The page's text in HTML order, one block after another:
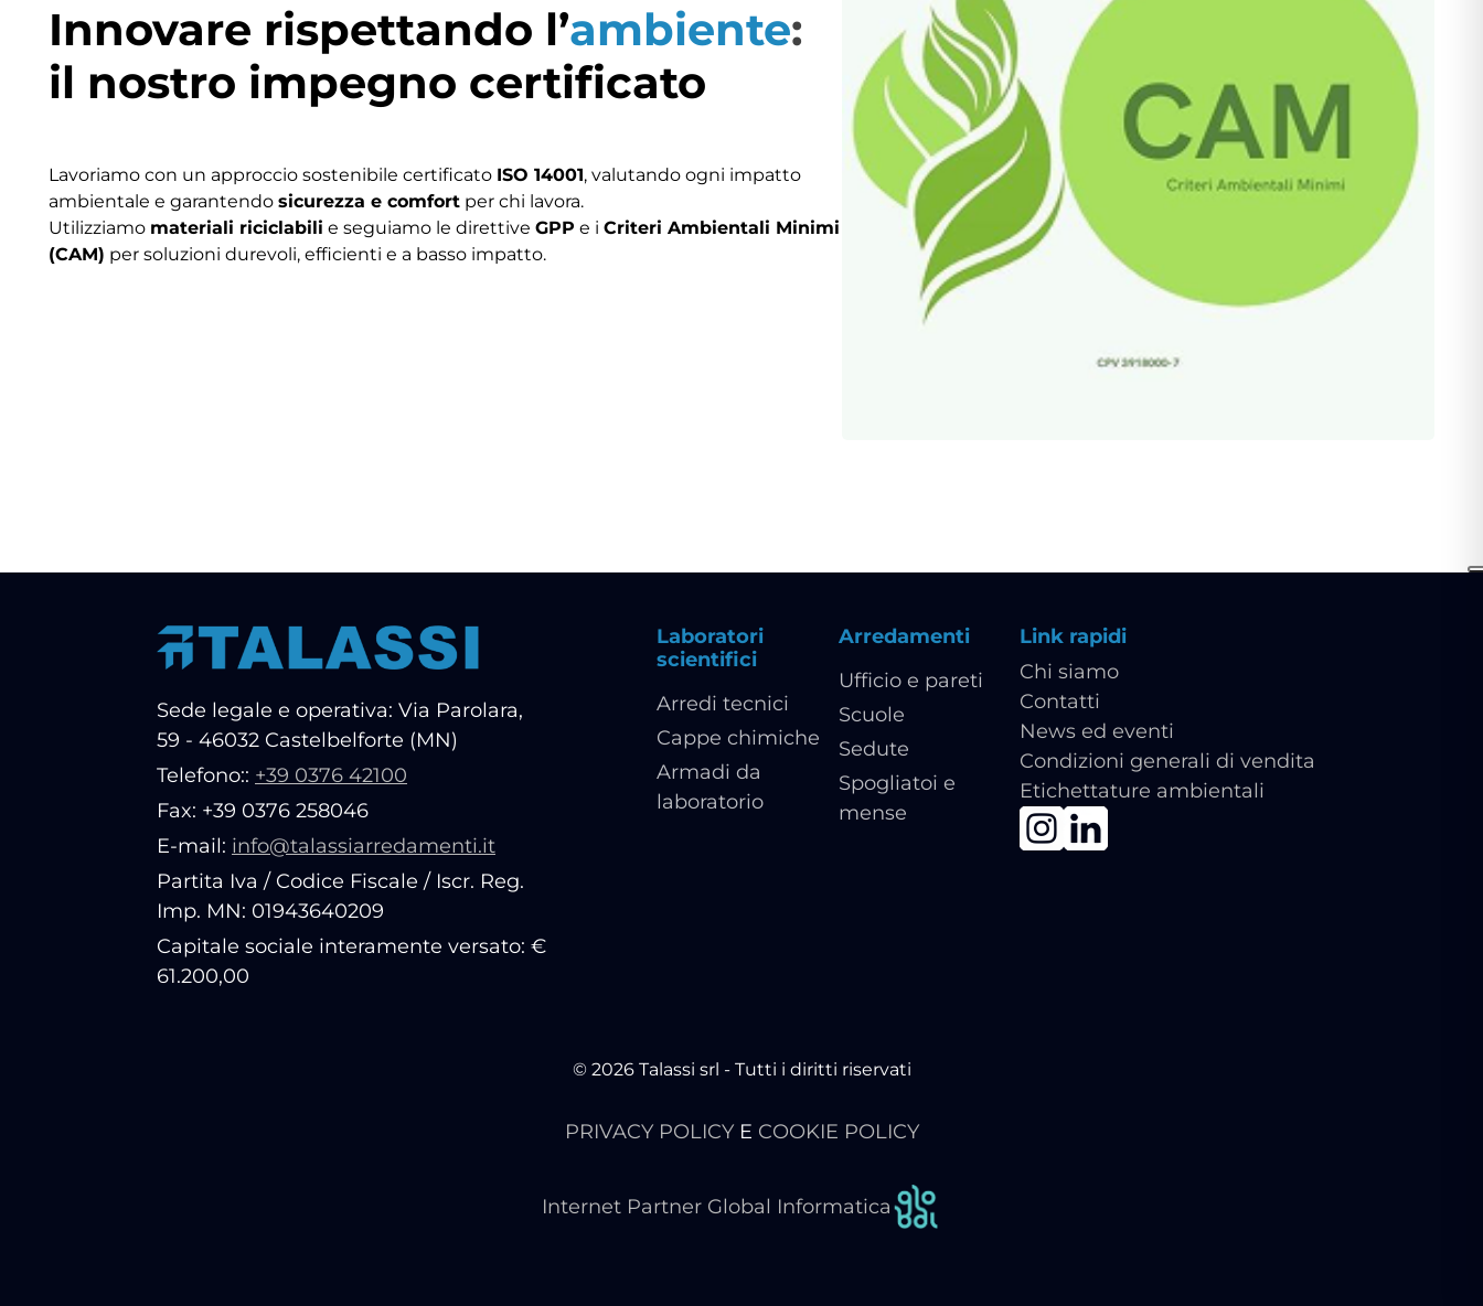
Innovare rispettando l’ambiente:
il nostro impegno certificato
Lavoriamo con un approccio sostenibile certificato ISO 14001, valutando ogni impatto
ambientale e garantendo sicurezza e comfort per chi lavora.
Utilizziamo materiali riciclabili e seguiamo le direttive GPP e i Criteri Ambientali Minimi
(CAM) per soluzioni durevoli, efficienti e a basso impatto.
Sede legale e operativa: Via Parolara,
59 - 46032 Castelbelforte (MN)
Telefono:: +39 0376 42100
Fax: +39 0376 258046
E-mail: info@talassiarredamenti.it
Partita Iva / Codice Fiscale / Iscr. Reg.
Imp. MN: 01943640209
Capitale sociale interamente versato: €
61.200,00
Laboratori
scientifici
Arredi tecnici
Cappe chimiche
Armadi da
laboratorio
Arredamenti
Ufficio e pareti
Scuole
Sedute
Spogliatoi e
mense
Link rapidi
Chi siamo
Contatti
News ed eventi
Condizioni generali di vendita
Etichettature ambientali
© 2026 Talassi srl - Tutti i diritti riservati
PRIVACY POLICYE COOKIE POLICY
Internet Partner Global Informatica